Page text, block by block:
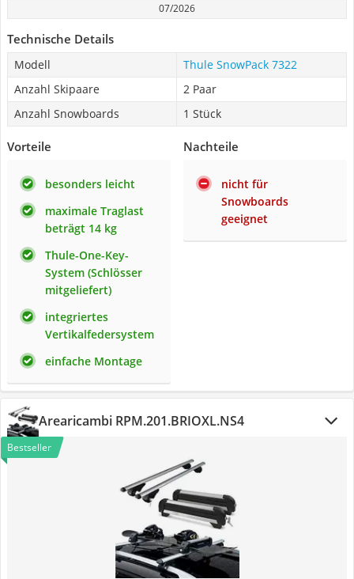
07/2026
Technische Details
Modell
Thule SnowPack 7322
Anzahl Skipaare
2 Paar
Anzahl Snowboards
1 Stück
Vorteile
besonders leicht
maximale Traglast
beträgt 14 kg
Thule-One-Key-
System (Schlösser
mitgeliefert)
integriertes
Vertikalfedersystem
einfache Montage
Nachteile
nicht für
Snowboards
geeignet
Arearicambi RPM.201.BRIOXL.NS4
Bestseller